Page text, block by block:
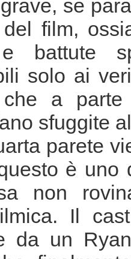
se
film,
battute
solo ai
a parte
sfuggite
parete
è uno
non
Il
da un